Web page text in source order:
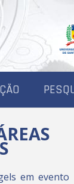
em evento